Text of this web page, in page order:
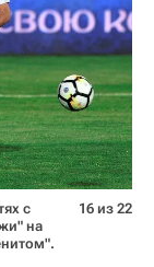
с
на
16 из 22